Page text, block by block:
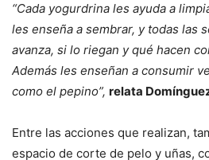
“Cada yogurdrina les ayuda a
les enseña a sembrar, y todas las
avanza, si lo riegan y qué hacen
Además les enseñan a consumir
como el pepino”, relata
Entre las acciones que realizan,
espacio de corte de pelo y uñas,